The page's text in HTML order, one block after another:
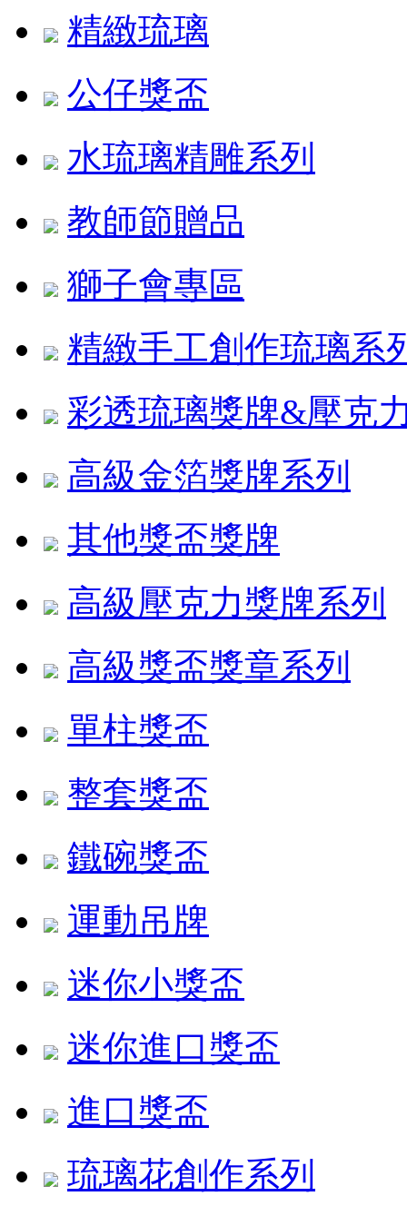
精緻琉璃
公仔獎盃
水琉璃精雕系列
教師節贈品
獅子會專區
精緻手工創作琉璃系
彩透琉璃獎牌&壓克
高級金箔獎牌系列
其他獎盃獎牌
高級壓克力獎牌系列
高級獎盃獎章系列
單柱獎盃
整套獎盃
鐵碗獎盃
運動吊牌
迷你小獎盃
迷你進口獎盃
進口獎盃
琉璃花創作系列